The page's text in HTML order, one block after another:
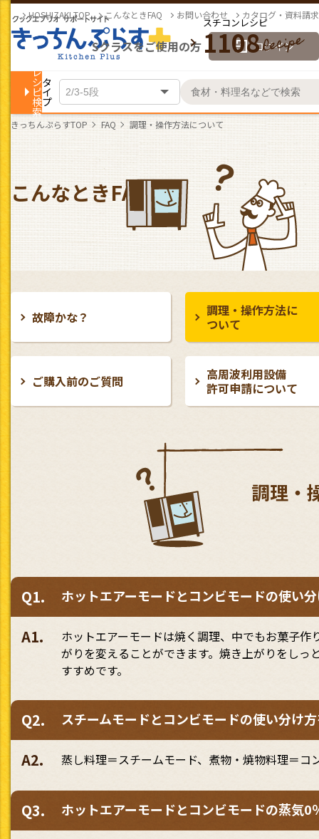
HOSHIZAKI TOP こんなときFAQ お問い合わせ カタログ・資料請求
スチコンレシピ
1108
Sクラスをご使用の方
ログイン
レ
シ
ピ
検
索
タ
イ
プ
きっちんぷらすTOP FAQ 調理・操作方法について
こんなときFAQ
故障かな？
調理・操作方法に
ついて
ご購入前のご質問
高周波利用設備
許可申請について
調理・
Q1. ホットエアーモードとコンビモードの使い
A1.
ホットエアーモードは焼く調理、中でもお菓子
がりを変えることができます。焼き上がりをし
すすめです。
Q2. スチームモードとコンビモードの使い分け
A2. 蒸し料理＝スチームモード、煮物・焼物料理＝コ
Q3. ホットエアーモードとコンビモードの蒸気0